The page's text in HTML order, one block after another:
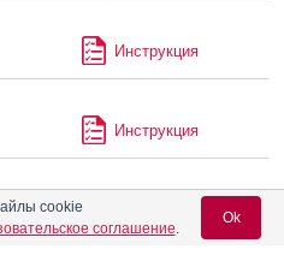
Инструкция
Инструкция
cookie
соглашение.
Ok